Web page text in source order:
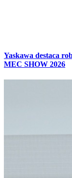
Yaskawa destaca
MEC SHOW 2026